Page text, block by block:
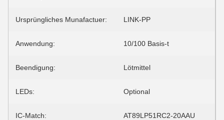
Ursprüngliches Munafactuer: LINK-PP
Anwendung: 10/100 Basis-t
Beendigung: Lötmittel
LEDs: Optional
IC-Match: AT89LP51RC2-20AAU